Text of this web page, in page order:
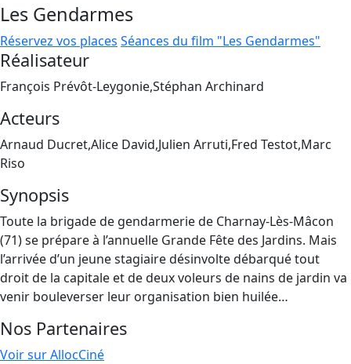
Les Gendarmes
Réservez vos places Séances du film "Les Gendarmes"
Réalisateur
François Prévôt-Leygonie,Stéphan Archinard
Acteurs
Arnaud Ducret,Alice David,Julien Arruti,Fred Testot,Marc
Riso
Synopsis
Toute la brigade de gendarmerie de Charnay-Lès-Mâcon
(71) se prépare à l’annuelle Grande Fête des Jardins. Mais
l’arrivée d’un jeune stagiaire désinvolte débarqué tout
droit de la capitale et de deux voleurs de nains de jardin va
venir bouleverser leur organisation bien huilée…
Nos Partenaires
Voir sur AllocCiné